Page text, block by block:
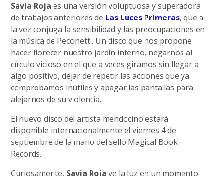
Savia Roja es una versión voluptuosa y superadora
de trabajos anteriores de Las Luces Primeras, que a
la vez conjuga la sensibilidad y las preocupaciones en
la música de Peccinetti. Un disco que nos propone
hacer florecer nuestro jardín interno, negarnos al
círculo vicioso en el que a veces giramos sin llegar a
algo positivo, dejar de repetir las acciones que ya
comprobamos inútiles y apagar las pantallas para
alejarnos de su violencia.
El nuevo disco del artista mendocino estará
disponible internacionalmente el viernes 4 de
septiembre de la mano del sello Magical Book
Records.
Curiosamente, Savia Roja ve la luz en un momento